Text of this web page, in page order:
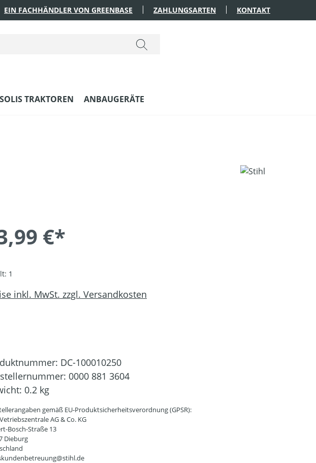
EIN FACHHÄNDLER VON GREENBASE ZAHLUNGSARTEN KONTAKT
SOLIS TRAKTOREN ANBAUGERÄTE
€*
1
inkl. MwSt. zzgl. Versandkosten
DC-100010250
0000 881 3604
0.2 kg
gemäß EU-Produktsicherheitsverordnung (GPSR):
AG & Co. KG
Bosch-Straße 13
Dieburg